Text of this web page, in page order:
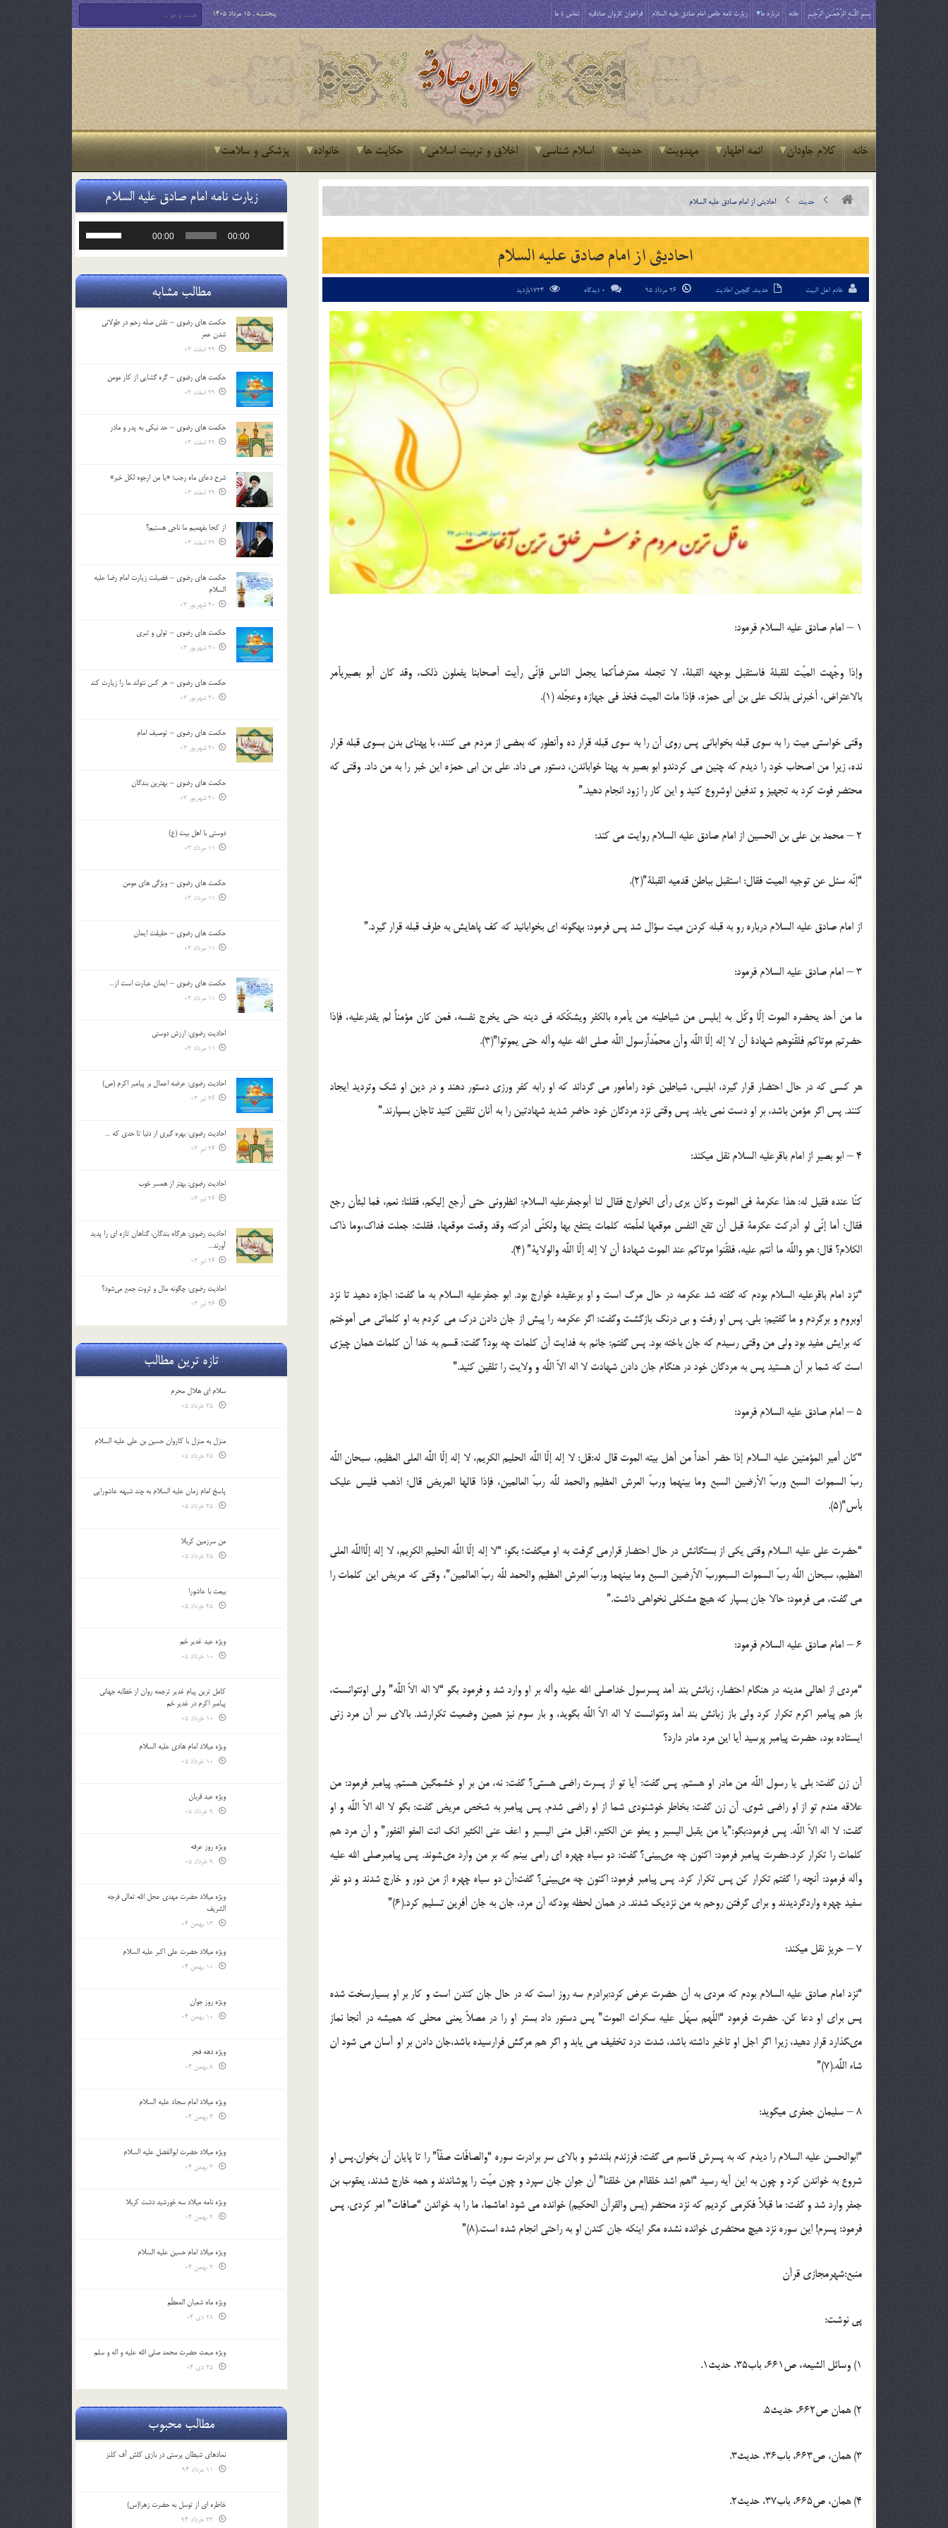
بِسْمِ اللَّـهِ الرَّحْمَـٰنِ الرَّحِيمِ خانه درباره ما زیارت نامه خاص امام صادق علیه السلام فراخوان کاروان صادقیه تماس با ما پنجشنبه , 15 مرداد 1405
خانه کلام جاودان ائمه اطهار مهدویت حدیث اسلام شناسی اخلاق و تربیت اسلامی حکایت ها خانواده پزشکی و سلامت
حدیث احادیثی از امام صادق ‏عليه السلام
احادیثی از امام صادق ‏عليه السلام
خادم اهل البیت حدیث, گلچین احادیث 0 دیدگاه
1 – امام صادق ‏عليه السلام فرمود:
وإذا وجّهت الميّت للقبلة فاستقبل بوجهه القبلة، لا تجعله معترضاًكما يجعل الناس فإنّي رأيت أصحابنا يفعلون ذلك، وقد كان أبو بصيريأمر
بالاعتراض، أخبرني بذلك علي بن أبى حمزه، فإذا مات الميت ‏فخذ في جهازه وعجّله (1).
وقتى خواستى ميت را به سوى قبله بخوابانى پس روى آن را به‏ سوى قبله قرار ده وآنطور كه بعضى از مردم مى ‏كنند، با پهناى بدن‏ بسوى قبله قرار
نده، زيرا من اصحاب خود را ديدم كه چنين مى ‏كردندو ابو بصير به پهنا خواباندن، دستور مى‏ داد. على بن ابى حمزه اين‏ خبر را به من داد. وقتى كه
محتضر فوت كرد به تجهيز و تدفين اوشروع كنيد و اين كار را زود انجام دهيد.”
2 – محمد بن على بن الحسين از امام صادق ‏عليه السلام روايت مى‏ كند:
“إنّه سئل عن توجيه الميت فقال: استقبل بباطن قدميه القبلة”(2).
از امام صادق‏ عليه السلام درباره رو به قبله كردن ميت سؤال شد پس ‏فرمود: بهگونه ‏اى بخوابانيد كه كف پاهايش به طرف قبله قرار گيرد.”
3 – امام صادق‏ عليه السلام فرمود:
ما من أحد يحضره الموت إلّا وكّل به إبليس من شياطينه من يأمره ‏بالكفر ويشكّكه في دينه حتى يخرج نفسه، فمن كان مؤمناً لم يقدرعليه، فإذا
حضرتم موتاكم فلقّنوهم شهادة أن لا إله إلّا اللَّه وأن محمّداًرسول اللَّه ‏صلى الله عليه وآله حتى يموتوا”(3).
هر كسى كه در حال احتضار قرار گيرد، ابليس، شياطين خود رامأمور مى ‏گرداند كه او رابه كفر ورزى دستور دهند و در دين او شك ‏وترديد ايجاد
كنند. پس اگر مؤمن باشد، بر او دست نمى ‏يابد. پس ‏وقتى نزد مردگان خود حاضر شديد شهادتين را به آنان تلقين كنيد تاجان بسپارند.”
4 – ابو بصير از امام باقرعليه السلام نقل ميكند:
كنّا عنده فقيل له: هذا عكرمة في الموت وكان يرى رأي الخوارج‏ فقال لنا أبوجعفرعليه السلام: انظروني حتى أرجع إليكم، فقلنا: نعم، فما لبث‏أن رجع
فقال: أما إنّي لو أدركت عكرمة قبل أن تقع النفس موقعها لعلّمته ‏كلمات ينتفع بها ولكنّي أدركته وقد وقعت موقعها، فقلت: جعلت فداك،وما ذاك
الكلام؟ قال: هو واللَّه ما أنتم عليه، فلقّنوا موتاكم عند الموت‏ شهادة أن لا إله إلّا اللَّه والولاية” (4).
“نزد امام باقرعليه السلام بودم كه گفته شد عكرمه در حال مرگ است و او برعقيده خوارج بود. ابو جعفرعليه السلام به ما گفت: اجازه دهيد تا نزد
اوبروم و برگردم و ما گفتيم: بلى. پس او رفت و بى درنگ بازگشت ‏وگفت: اگر عكرمه را پيش از جان دادن درك مى‏ كردم به او كلماتى‏ مى‏ آموختم
كه برايش مفيد بود ولى من وقتى رسيدم كه جان باخته‏ بود. پس گفتم: جانم به فدايت آن كلمات چه بود؟ گفت: قسم به ‏خدا آن كلمات همان چيزى
است كه شما بر آن هستيد پس به مردگان‏ خود در هنگام جان دادن شهادت لا اله الاّ اللَّه و ولايت را تلقين‏ كنيد.”
5 – امام صادق‏ عليه السلام فرمود:
“كان أمير المؤمنين ‏عليه السلام إذا حضر أحداً من أهل بيته الموت قال له:قل: لا إله إلّا اللَّه الحليم الكريم، لا إله إلّا اللَّه العلي العظيم، سبحان اللَّه‏
ربّ السموات السبع وربّ الأرضين السبع وما بينهما وربّ العرش ‏العظيم والحمد للَّه ربّ العالمين، فإذا قالها المريض قال: اذهب فليس ‏عليك
بأس”(5).
“حضرت على‏ عليه السلام وقتى يكى از بستگانش در حال احتضار قرارمى‏ گرفت به او ميگفت؛ بگو: “لا إله إلّا اللَّه الحليم الكريم، لا إله إلّااللَّه العلي
العظيم، سبحان اللَّه ربّ السموات السبعوربّ الأرضين ‏السبع وما بينهما وربّ العرش العظيم والحمد للَّه ربّ العالمين”، وقتى‏ كه مريض اين كلمات را
مى‏ گفت، مى ‏فرمود: حالا جان بسپار كه هيچ ‏مشكلى نخواهى داشت.”
6 – امام صادق‏ عليه السلام فرمود:
“مردى از اهالى مدينه در هنگام احتضار، زبانش بند آمد پس‏رسول خداصلى الله عليه وآله بر او وارد شد و فرمود بگو “لا اله الاّ اللَّه” ولى اونتوانست،
باز هم پيامبر اكرم تكرار كرد ولى باز زبانش بند آمد ونتوانست لا اله الاّ اللَّه بگويد، و بار سوم نيز همين وضعيت تكرارشد. بالاى سر آن مرد زنى
ايستاده بود، حضرت پيامبر پرسيد آيا اين‏ مرد مادر دارد؟
آن زن گفت: بلى يا رسول اللَّه من مادر او هستم. پس ‏گفت: آيا تو از پسرت راضى هستى؟ گفت: نه، من بر او خشمگين‏ هستم. پيامبر فرمود: من
علاقه مندم تو از او راضى شوى. آن زن‏ گفت: بخاطر خوشنودى شما از او راضى شدم. پس پيامبر به شخص ‏مريض گفت: بگو لا اله الاّ اللَّه و او
گفت: لا اله الاّ اللَّه. پس فرمود:بگو:”يا من يقبل اليسير و يعفو عن الكثير، اقبل منى اليسير و اعف ‏عنى الكثير انك انت العفو الغفور” و آن مرد هم
كلمات را تكرار كرد.حضرت پيامبر فرمود: اكنون چه مى‏بينى؟ گفت: دو سياه چهره‏ اى رامى ‏بينم كه بر من وارد مى‏شوند. پس پيامبرصلى الله عليه
وآله فرمود: آنچه را گفتم ‏تكرار كن پس تكرار كرد. پس پيامبر فرمود: اكنون چه مى‏بينى؟ گفت:آن دو سياه چهره از من دور و خارج شدند و دو نفر
سفيد چهره واردگرديدند و براى گرفتن روحم به من نزديك شدند. در همان لحظه بودكه آن مرد، جان به جان آفرين تسليم كرد.(6)”
7 – حريز نقل ميكند:
“نزد امام صادق‏ عليه السلام بودم كه مردى به آن حضرت عرض كرد:برادرم سه روز است كه در حال جان كندن است و كار بر او بسيارسخت شده
پس براى او دعا كن. حضرت فرمود “اللّهم سهّل عليه ‏سكرات الموت” پس دستور داد بستر او را در مصلاّ يعنى محلى كه ‏هميشه در آنجا نماز
مى‏گذارد قرار دهيد، زيرا اگر اجل او تاخير داشته‏ باشد، شدت درد تخفيف مى ‏يابد و اگر هم مرگش فرارسيده باشد،جان دادن بر او آسان مى ‏شود ان
شاء اللَّه.(7)”
8 – سليمان جعفرى ميگويد:
“ابوالحسن‏ عليه السلام را ديدم كه به پسرش قاسم مى ‏گفت: فرزندم بلندشو و بالاى سر برادرت سوره “والصافّات صفّاً” را تا پايان آن بخوان.پس او
شروع به خواندن كرد و چون به اين آيه رسيد “اهم اشد خلقاام من خلقنا” آن جوان جان سپرد و چون ميّت را پوشاندند و همه‏ خارج شدند، يعقوب بن
جعفر وارد شد و گفت: ما قبلاً فكرمى ‏كرديم كه نزد محتضر (يس والقرآن الحكيم) خوانده مى‏ شود اماشما، ما را به خواندن “صافات” امر كردى. پس
فرمود: پسرم! اين ‏سوره نزد هيچ محتضرى خوانده نشده مگر اينكه جان كندن او به‏ راحتى انجام شده است.(8)”
منبع:شهرمجازی قرآن
پی نوشت:
1) وسائل الشيعه، ص‏661، باب‏35، حديث‏1.
2) همان ص‏662، حديث‏5.
3) همان، ص‏663، باب‏36، حديث‏3.
4) همان، ص‏665، باب‏37، حديث‏2.
زیارت نامه امام صادق علیه السلام
00:00
00:00
یا
صدا
کلیدهای
مطالب مشابه
حکمت های رضوی – نقش صله رحم در طولانی
شدن عمر
29 اسفند 03
حکمت های رضوی – گره گشایی از کار مومن
29 اسفند 03
حکمت های رضوی – حد نیکی به پدر و مادر
29 اسفند 03
شرح دعای ماه رجب؛ «یا من ارجوه لکل خیر»
29 اسفند 03
از كجا بفهميم ما ناجی هستیم؟
29 اسفند 03
حکمت های رضوی – فضیلت زیارت امام رضا علیه
السلام
20 شهریور 03
حکمت های رضوی – تولی و تبری
20 شهریور 03
حکمت های رضوی – هر کس نتواند ما را زیارت کند
20 شهریور 03
حکمت های رضوی – توصیف امام
20 شهریور 03
حکمت های رضوی – بهترین بندگان
20 شهریور 03
دوستی با اهل بیت (ع)
11 مرداد 03
حکمت های رضوی – ویژگی های مومن
11 مرداد 03
حکمت های رضوی – حقیقت ایمان
11 مرداد 03
حکمت های رضوی – ایمان عبارت است از…
11 مرداد 03
احادیث رضوی: ارزش دوستی
11 مرداد 03
احادیث رضوی: عرضه اعمال بر پیامبر اکرم (ص)
26 تیر 03
احادیث رضوی: بهره گیری از دنیا تا حدی که …
26 تیر 03
احادیث رضوی: بهتر از همسر خوب
26 تیر 03
احادیث رضوی: هرگاه بندگان، گناهان تازه ای را پدید
آورند…
26 تیر 03
احادیث رضوی: چگونه مال و ثروت جمع می‌شود؟
26 تیر 03
تازه ترین مطالب
سلام ای هلال محرم
منزل به منزل با کاروان حسین بن علی علیه السلام
پاسخ امام زمان علیه السلام به چند شبهه عاشورایی
من سرزمین کربلا
بیعت با عاشورا
ویژه عید غدیر خم
کامل ترین پیام غدیر ترجمه روان از خطابه جهانی
پیامبر اکرم در غدیر خم
ویژه میلاد امام هادی علیه السلام
ویژه عید قربان
ویژه روز عرفه
ویژه میلاد حضرت مهدی عجل الله تعالی فرجه
الشريف
ویژه میلاد حضرت علی اکبر علیه السلام
ویژه روز جوان
ویژه دهه فجر
ویژه میلاد امام سجاد علیه السلام
ویژه میلاد حضرت ابوالفضل علیه السلام
ویژه نامه میلاد سه خورشید دشت کربلا
ویژه میلاد امام حسین علیه السلام
ویژه ماه شعبان المعظّم
ویژه مبعث حضرت محمد صلی الله علیه و اله و سلم
مطالب محبوب
نمادهای شیطان پرستی در بازی کلش آف کلنز
خاطره ای از توسل به حضرت زهرا(س)